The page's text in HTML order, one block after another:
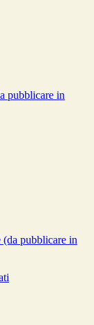
pubblicare in
(da pubblicare in